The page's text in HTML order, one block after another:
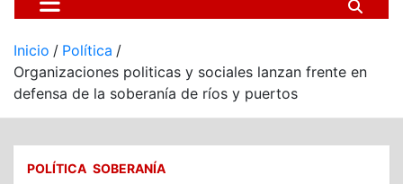
Inicio
Política
Organizaciones politicas y sociales lanzan frente en
defensa de la soberanía de ríos y puertos
POLÍTICA SOBERANÍA